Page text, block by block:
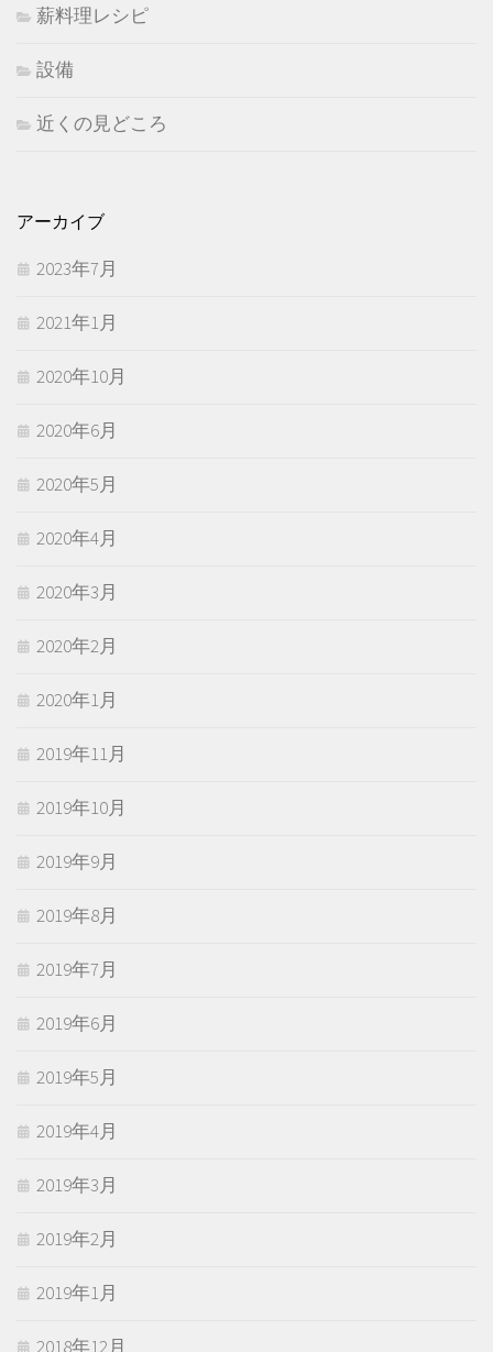
薪料理レシピ
設備
近くの見どころ
アーカイブ
2023年7月
2021年1月
2020年10月
2020年6月
2020年5月
2020年4月
2020年3月
2020年2月
2020年1月
2019年11月
2019年10月
2019年9月
2019年8月
2019年7月
2019年6月
2019年5月
2019年4月
2019年3月
2019年2月
2019年1月
2018年12月